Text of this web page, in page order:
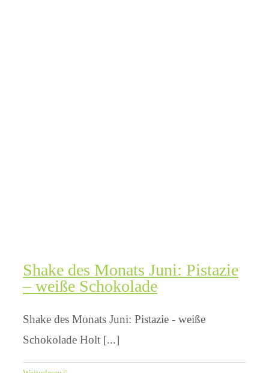
Shake des Monats Juni: Pistazie
– weiße Schokolade
Shake des Monats Juni: Pistazie - weiße
Schokolade Holt [...]